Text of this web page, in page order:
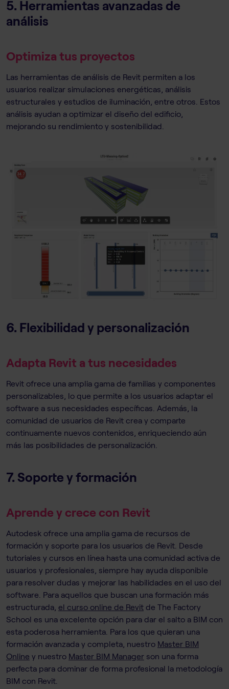
5. Herramientas avanzadas de
análisis
Optimiza tus proyectos
Las herramientas de análisis de Revit permiten a los
usuarios realizar simulaciones energéticas, análisis
estructurales y estudios de iluminación, entre otros. Estos
análisis ayudan a optimizar el diseño del edificio,
mejorando su rendimiento y sostenibilidad.
6. Flexibilidad y personalización
Adapta Revit a tus necesidades
Revit ofrece una amplia gama de familias y componentes
personalizables, lo que permite a los usuarios adaptar el
software a sus necesidades específicas. Además, la
comunidad de usuarios de Revit crea y comparte
continuamente nuevos contenidos, enriqueciendo aún
más las posibilidades de personalización.
7. Soporte y formación
Aprende y crece con Revit
Autodesk ofrece una amplia gama de recursos de
formación y soporte para los usuarios de Revit. Desde
tutoriales y cursos en línea hasta una comunidad activa de
usuarios y profesionales, siempre hay ayuda disponible
para resolver dudas y mejorar las habilidades en el uso del
software. Para aquellos que buscan una formación más
estructurada, el curso online de Revit de The Factory
School es una excelente opción para dar el salto a BIM con
esta poderosa herramienta. Para los que quieran una
formación avanzada y completa, nuestro Master BIM
Online y nuestro Master BIM Manager son una forma
perfecta para dominar de forma profesional la metodología
BIM con Revit.